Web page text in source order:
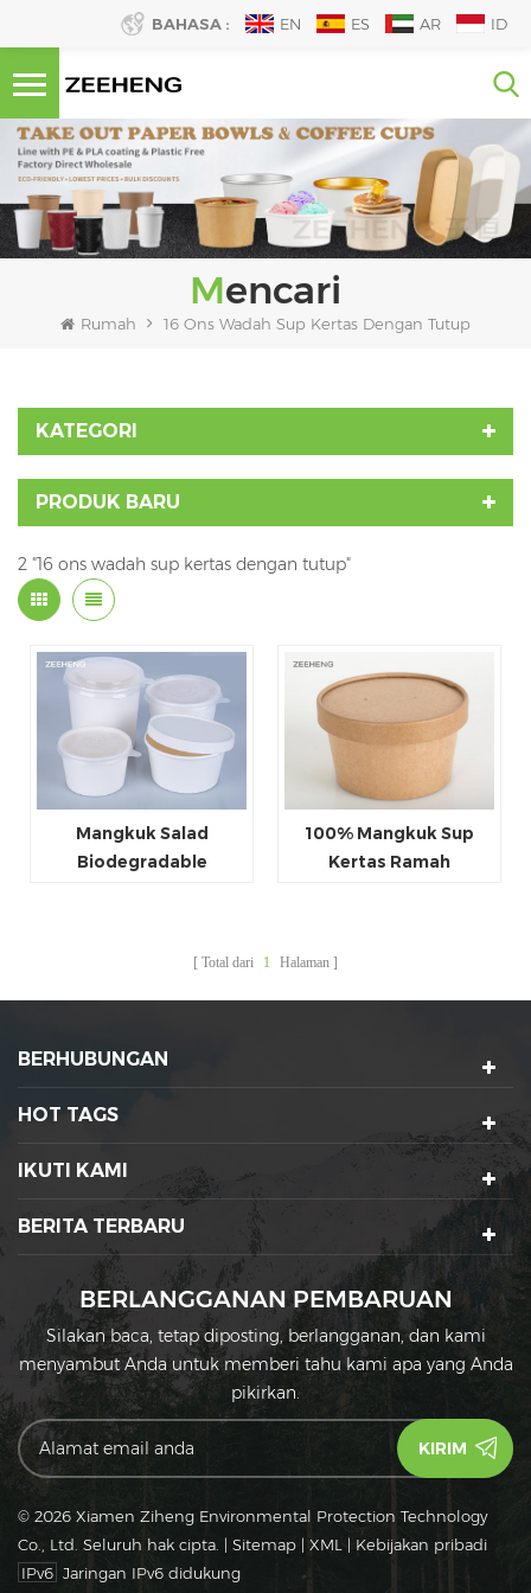
BAHASA : EN ES AR ID
Mencari
Rumah 16 Ons Wadah Sup Kertas Dengan Tutup
KATEGORI
PRODUK BARU
2 "16 ons wadah sup kertas dengan tutup"
Mangkuk Salad
Biodegradable
100% Mangkuk Sup
Kertas Ramah
Total dari 1 Halaman
BERHUBUNGAN
HOT TAGS
IKUTI KAMI
BERITA TERBARU
BERLANGGANAN PEMBARUAN
Silakan baca, tetap diposting, berlangganan, dan kami
menyambut Anda untuk memberi tahu kami apa yang Anda
pikirkan.
© 2026 Xiamen Ziheng Environmental Protection Technology
Co., Ltd. Seluruh hak cipta. | Sitemap | XML | Kebijakan pribadi
IPv6 Jaringan IPv6 didukung